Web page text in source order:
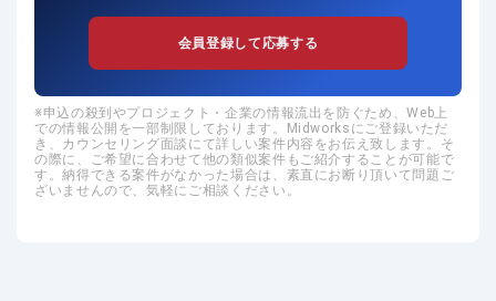
会員登録して応募する
申込の殺到やプロジェクト・企業の情報流出を防ぐため、Web上
での情報公開を一部制限しております。Midworksにご登録いただ
き、カウンセリング面談にて詳しい案件内容をお伝え致します。そ
の際に、ご希望に合わせて他の類似案件もご紹介することが可能で
す。納得できる案件がなかった場合は、素直にお断り頂いて問題ご
ざいませんので、気軽にご相談ください。